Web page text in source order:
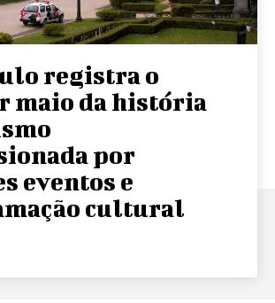
registra o
maio da história
por
eventos e
cultural